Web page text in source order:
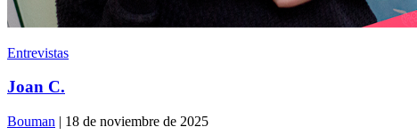
Entrevistas
Joan C.
Bouman | 18 de noviembre de 2025